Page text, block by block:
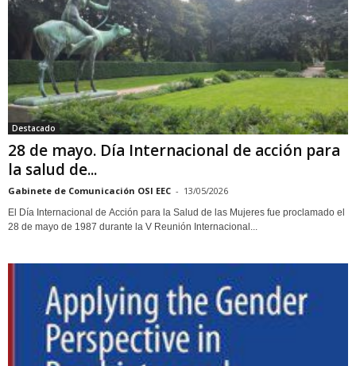
Destacado
28 de mayo. Día Internacional de acción para
la salud de...
Gabinete de Comunicación OSI EEC - 13/05/2026
El Día Internacional de Acción para la Salud de las Mujeres fue proclamado el
28 de mayo de 1987 durante la V Reunión Internacional...